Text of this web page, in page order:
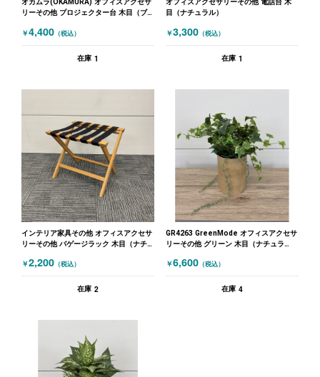
オカムラ(OKAMURA) オフィスアクセサ
リーその他 プロジェクター台 木目（ブ
￥4,400 （税込）
在庫 1
オフィスアクセサリーその他 電話台 木
目（ナチュラル）
￥3,300 （税込）
在庫 1
インテリア家具その他 オフィスアクセサ
リーその他 バゲージラック 木目（ナチ
￥2,200 （税込）
在庫 2
GR4263 GreenMode オフィスアクセサ
リーその他 グリーン 木目（ナチュラ
￥6,600 （税込）
在庫 4